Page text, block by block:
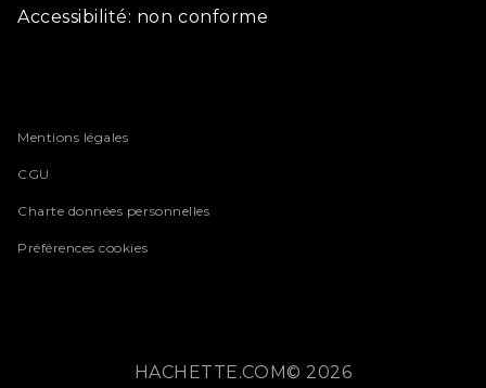
Accessibilité: non conforme
Mentions légales
CGU
Charte données personnelles
Préférences cookies
HACHETTE.COM© 2026